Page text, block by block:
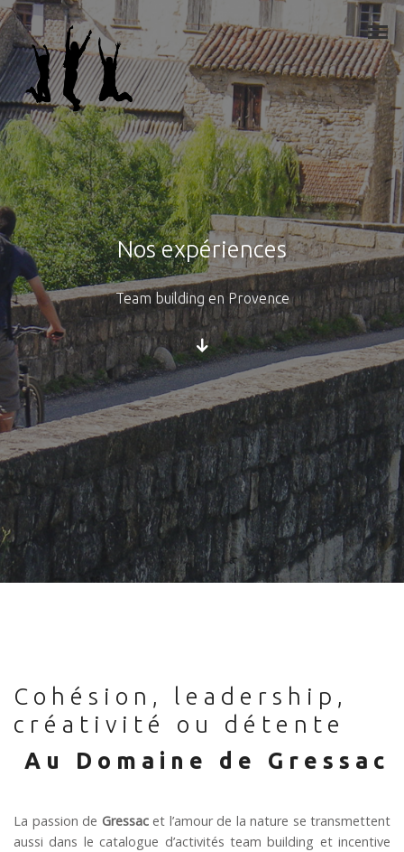
Nos expériences
Team building en Provence
Cohésion, leadership,
créativité ou détente
Au Domaine de Gressac
La passion de Gressacet l’amour de la nature se transmettent
aussi dans le catalogue d’activités team building et incentive